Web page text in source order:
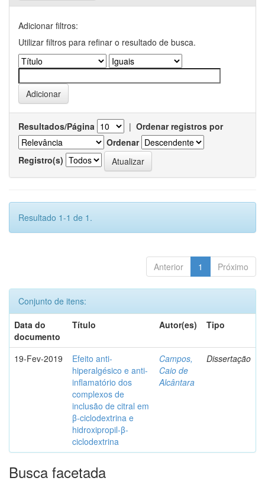
Adicionar filtros:
Utilizar filtros para refinar o resultado de busca.
Resultados/Página | Ordenar registros por
Ordenar
Registro(s)
Resultado 1-1 de 1.
Anterior 1 Próximo
Conjunto de itens:
Data do
documento
Título Autor(es) Tipo
19-Fev-2019
Efeito anti-
hiperalgésico e anti-
inflamatório dos
complexos de
inclusão de citral em
β-ciclodextrina e
hidroxipropil-β-
ciclodextrina
Campos,
Caio de
Alcântara
Dissertação
Busca facetada